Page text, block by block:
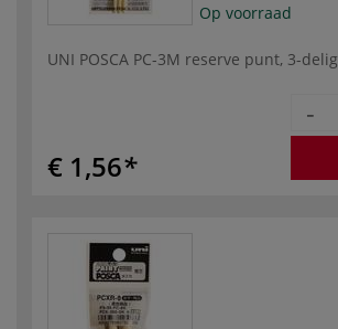
Op voorraad
UNI POSCA PC-3M reserve punt, 3-delig
€ 1,56
-